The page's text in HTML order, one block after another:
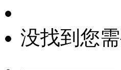
没找到您